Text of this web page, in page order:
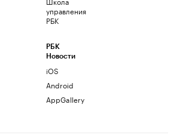
управления
РБК
РБК
Новости
iOS
Android
AppGallery